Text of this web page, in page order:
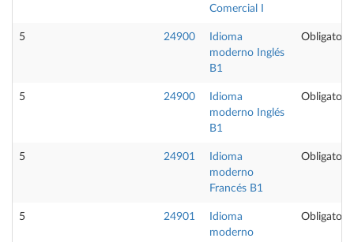
Comercial I
5 24900
Idioma
moderno Inglés
B1
Obligatoria
5 24900
Idioma
moderno Inglés
B1
Obligatoria
5 24901
Idioma
moderno
Francés B1
Obligatoria
5 24901
Idioma
moderno
Obligatoria